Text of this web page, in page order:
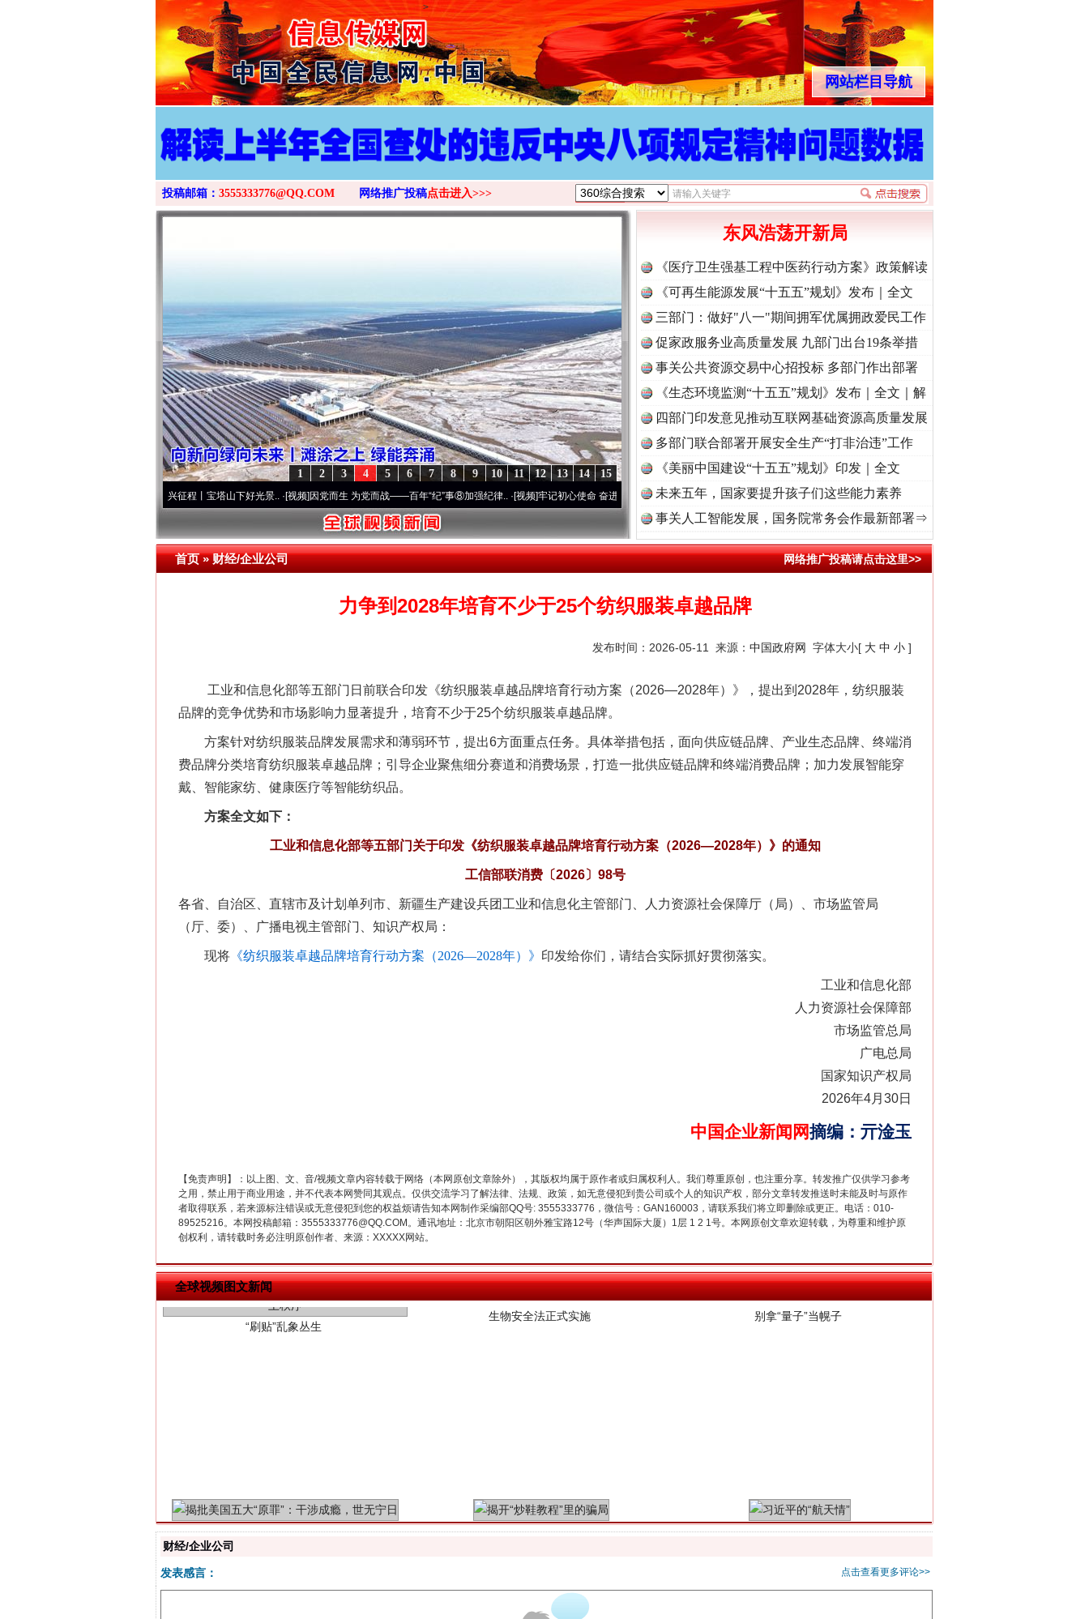
>
网站栏目导航
投稿邮箱： 3555333776@QQ.COM 网络推广投稿点击进入>>>
15
14
13
12
11
10
9
8
7
6
5
4
3
2
1
牢记初心使命 奋进复兴征程丨宝塔山下好光景..·[视频]因党而生 为党而战——百年“纪”事⑧加强纪律..·[视频]牢记初心使命 奋进复兴征程丨“转折之城”激荡..·[视频]牢记初心使命 奋进复兴征程丨红船起航处 潮起..
东风浩荡开新局
《医疗卫生强基工程中医药行动方案》政策解读
《可再生能源发展“十五五”规划》发布｜全文
三部门：做好"八一"期间拥军优属拥政爱民工作
促家政服务业高质量发展 九部门出台19条举措
事关公共资源交易中心招投标 多部门作出部署
《生态环境监测“十五五”规划》发布｜全文｜解
读
四部门印发意见推动互联网基础资源高质量发展
多部门联合部署开展安全生产“打非治违”工作
《美丽中国建设“十五五”规划》印发｜全文
未来五年，国家要提升孩子们这些能力素养
事关人工智能发展，国务院常务会作最新部署⇒
首页»财经/企业公司 网络推广投稿请点击这里>>
力争到2028年培育不少于25个纺织服装卓越品牌
发布时间：2026-05-11 来源： 中国政府网 字体大小[ 大 中 小 ]
工业和信息化部等五部门日前联合印发《纺织服装卓越品牌培育行动方案（2026—2028年）》，提出到2028年，纺织服装
品牌的竞争优势和市场影响力显著提升，培育不少于25个纺织服装卓越品牌。
方案针对纺织服装品牌发展需求和薄弱环节，提出6方面重点任务。具体举措包括，面向供应链品牌、产业生态品牌、终端消
费品牌分类培育纺织服装卓越品牌；引导企业聚焦细分赛道和消费场景，打造一批供应链品牌和终端消费品牌；加力发展智能穿
戴、智能家纺、健康医疗等智能纺织品。
方案全文如下：
工业和信息化部等五部门关于印发《纺织服装卓越品牌培育行动方案（2026—2028年）》的通知
工信部联消费〔2026〕98号
各省、自治区、直辖市及计划单列市、新疆生产建设兵团工业和信息化主管部门、人力资源社会保障厅（局）、市场监管局
（厅、委）、广播电视主管部门、知识产权局：
现将 《纺织服装卓越品牌培育行动方案（2026—2028年）》 印发给你们，请结合实际抓好贯彻落实。
工业和信息化部
人力资源社会保障部
市场监管总局
广电总局
国家知识产权局
2026年4月30日
中国企业新闻网摘编 ： 亓淦玉
【免责声明】：以上图、文、音/视频文章内容转载于网络（本网原创文章除外），其版权均属于原作者或归属权利人。我们尊重原创，也注重分享。转发推广仅供学习参考
之用，禁止用于商业用途，并不代表本网赞同其观点。仅供交流学习了解法律、法规、政策，如无意侵犯到贵公司或个人的知识产权，部分文章转发推送时未能及时与原作
者取得联系，若来源标注错误或无意侵犯到您的权益烦请告知本网制作采编部QQ号: 3555333776，微信号：GAN160003，请联系我们将立即删除或更正。电话：010-
89525216。本网投稿邮箱：3555333776@QQ.COM。通讯地址：北京市朝阳区朝外雅宝路12号（华声国际大厦）1层 1 2 1号。本网原创文章欢迎转载，为尊重和维护原
创权利，请转载时务必注明原创作者、来源：XXXXX网站。
全球视频图文新闻
网上购药对药下症？
茶叶“炒上天”
“神药”背后的真相
谢谢有你温暖了四季 法官巧妙执行解纠纷
在谋一域中谋全局
财经/企业公司
点击查看更多评论>>
发表感言：